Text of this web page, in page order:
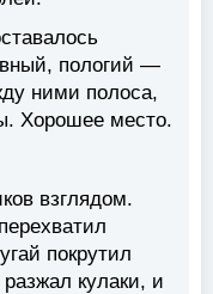
пологий —
ними полоса,
Хорошее место.
взглядом.
покрутил
кулаки, и